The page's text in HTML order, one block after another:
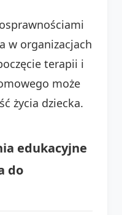
w organizacjach
terapii i
może
życia dziecka.
edukacyjne
do